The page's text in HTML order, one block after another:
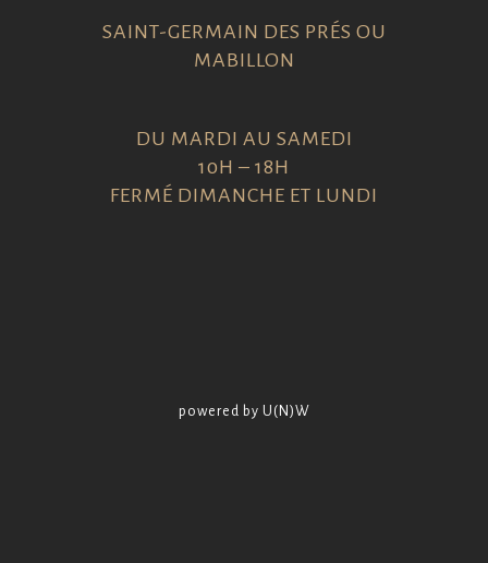
SAINT-GERMAIN DES PRÉS OU
MABILLON
DU MARDI AU SAMEDI
10H – 18H
FERMÉ DIMANCHE ET LUNDI
powered by U(N)W